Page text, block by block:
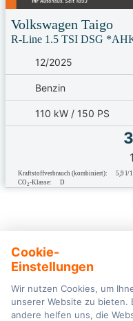
Volkswagen Taigo
R-Line 1.5 TSI DSG
12/2025
Benzin
110 kW / 150 PS
Kraftstoffverbrauch (kombiniert): 5,9 l/
CO2-Klasse: D
ANSCHRIFT
Friedrich-Vorwerk-Str.12 –
21255 Tostedt
Cookie-
Einstellungen
Wir nutzen Cookies, um
unserer Website zu bieten.
andere helfen uns, die